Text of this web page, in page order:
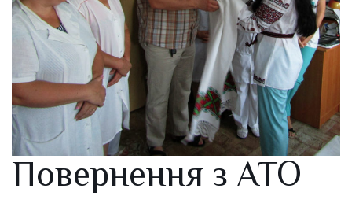
Повернення з АТО